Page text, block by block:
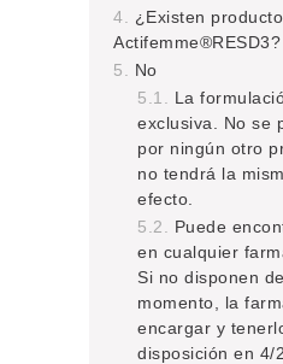
¿Existen
Actifemme®RESD3?
No
La
exclusiva. No se
por ningún otro
no tendrá la
efecto.
Puede
en cualquier
Si no disponen
momento, la
encargar y
disposición en 4/